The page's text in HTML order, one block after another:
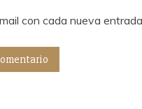
con cada nueva